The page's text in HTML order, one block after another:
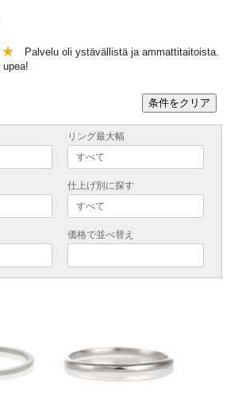
★ Palvelu oli ystävällistä ja ammattitaitoista.
条件をクリア
リング最大幅
仕上げ別に探す
価格で並べ替え